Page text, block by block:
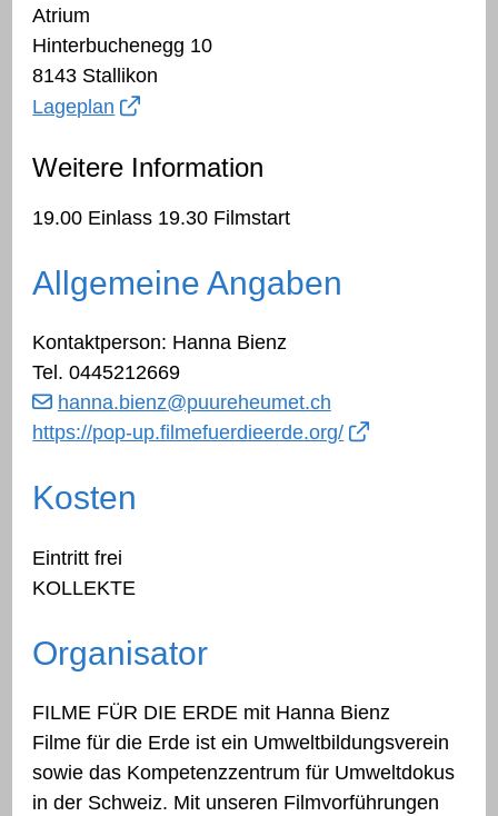
Atrium
Hinterbuchenegg 10
8143 Stallikon
Lageplan
Weitere Information
19.00 Einlass 19.30 Filmstart
Allgemeine Angaben
Kontaktperson: Hanna Bienz
Tel.0445212669
hanna.bienz@puureheumet.ch
https://pop-up.filmefuerdieerde.org/
Kosten
Eintritt frei
KOLLEKTE
Organisator
FILME FÜR DIE ERDE mit Hanna Bienz
Filme für die Erde ist ein Umweltbildungsverein
sowie das Kompetenzzentrum für Umweltdokus
in der Schweiz. Mit unseren Filmvorführungen